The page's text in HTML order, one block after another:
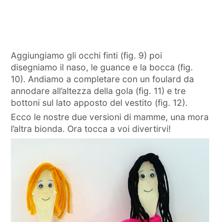
Aggiungiamo gli occhi finti (fig. 9) poi
disegniamo il naso, le guance e la bocca (fig.
10). Andiamo a completare con un foulard da
annodare all’altezza della gola (fig. 11) e tre
bottoni sul lato apposto del vestito (fig. 12).
Ecco le nostre due versioni di mamme, una mora
l’altra bionda. Ora tocca a voi divertirvi!